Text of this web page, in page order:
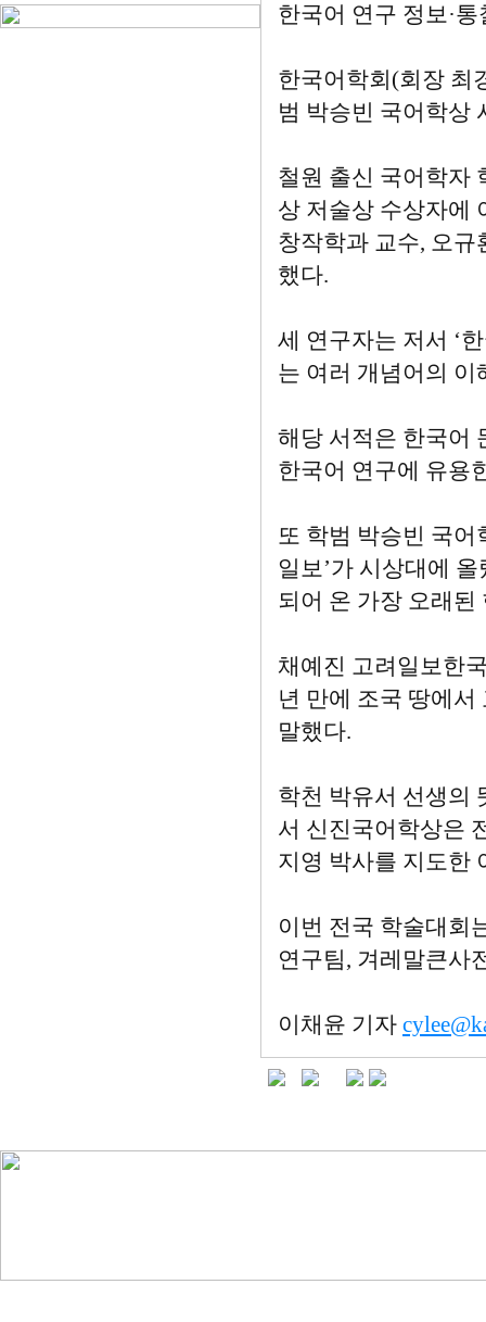
한국어 연구 정보·
한국어학회(회장 최
범 박승빈 국어학상
철원 출신 국어학자
상 저술상 수상자에
창작학과 교수, 오
했다.
세 연구자는 저서 ‘
는 여러 개념어의 이
해당 서적은 한국어
한국어 연구에 유용
또 학범 박승빈 국어
일보’가 시상대에
되어 온 가장 오래된
채예진 고려일보한
년 만에 조국 땅에
말했다.
학천 박유서 선생의
서 신진국어학상은
지영 박사를 지도한
이번 전국 학술대회
연구팀, 겨레말큰사
이채윤 기자